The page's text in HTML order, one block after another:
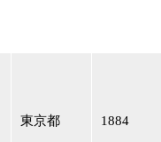
東京都 1884